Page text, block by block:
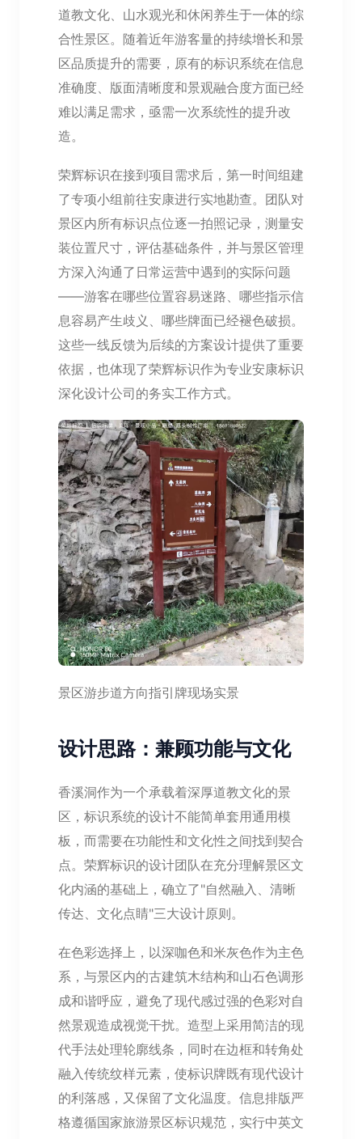
道教文化、山水观光和休闲养生于一体的综
合性景区。随着近年游客量的持续增长和景
区品质提升的需要，原有的标识系统在信息
准确度、版面清晰度和景观融合度方面已经
难以满足需求，亟需一次系统性的提升改
造。
荣辉标识在接到项目需求后，第一时间组建
了专项小组前往安康进行实地勘查。团队对
景区内所有标识点位逐一拍照记录，测量安
装位置尺寸，评估基础条件，并与景区管理
方深入沟通了日常运营中遇到的实际问题
——游客在哪些位置容易迷路、哪些指示信
息容易产生歧义、哪些牌面已经褪色破损。
这些一线反馈为后续的方案设计提供了重要
依据，也体现了荣辉标识作为专业安康标识
深化设计公司的务实工作方式。
景区游步道方向指引牌现场实景
设计思路：兼顾功能与文化
香溪洞作为一个承载着深厚道教文化的景
区，标识系统的设计不能简单套用通用模
板，而需要在功能性和文化性之间找到契合
点。荣辉标识的设计团队在充分理解景区文
化内涵的基础上，确立了"自然融入、清晰
传达、文化点睛"三大设计原则。
在色彩选择上，以深咖色和米灰色作为主色
系，与景区内的古建筑木结构和山石色调形
成和谐呼应，避免了现代感过强的色彩对自
然景观造成视觉干扰。造型上采用简洁的现
代手法处理轮廓线条，同时在边框和转角处
融入传统纹样元素，使标识牌既有现代设计
的利落感，又保留了文化温度。信息排版严
格遵循国家旅游景区标识规范，实行中英文